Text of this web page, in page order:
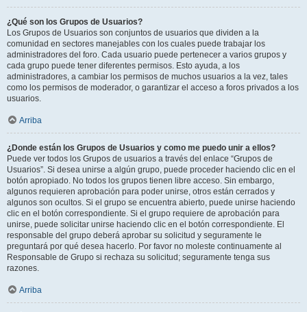
¿Qué son los Grupos de Usuarios?
Los Grupos de Usuarios son conjuntos de usuarios que dividen a la
comunidad en sectores manejables con los cuales puede trabajar los
administradores del foro. Cada usuario puede pertenecer a varios grupos y
cada grupo puede tener diferentes permisos. Esto ayuda, a los
administradores, a cambiar los permisos de muchos usuarios a la vez, tales
como los permisos de moderador, o garantizar el acceso a foros privados a los
usuarios.
Arriba
¿Donde están los Grupos de Usuarios y como me puedo unir a ellos?
Puede ver todos los Grupos de usuarios a través del enlace “Grupos de
Usuarios”. Si desea unirse a algún grupo, puede proceder haciendo clic en el
botón apropiado. No todos los grupos tienen libre acceso. Sin embargo,
algunos requieren aprobación para poder unirse, otros están cerrados y
algunos son ocultos. Si el grupo se encuentra abierto, puede unirse haciendo
clic en el botón correspondiente. Si el grupo requiere de aprobación para
unirse, puede solicitar unirse haciendo clic en el botón correspondiente. El
responsable del grupo deberá aprobar su solicitud y seguramente le
preguntará por qué desea hacerlo. Por favor no moleste continuamente al
Responsable de Grupo si rechaza su solicitud; seguramente tenga sus
razones.
Arriba